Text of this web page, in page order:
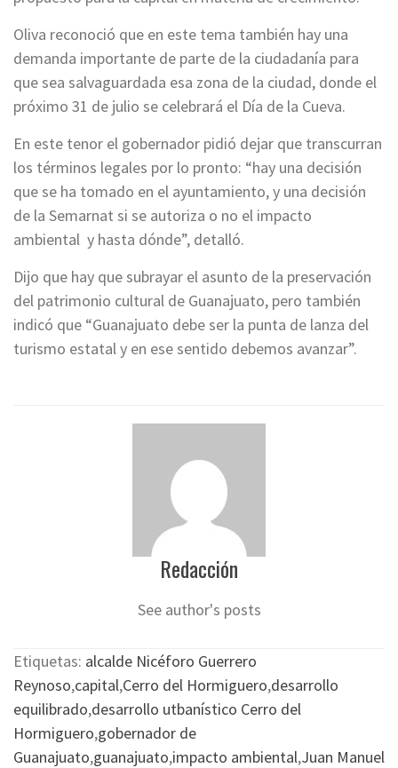
Oliva reconoció que en este tema también hay una
demanda importante de parte de la ciudadanía para
que sea salvaguardada esa zona de la ciudad, donde el
próximo 31 de julio se celebrará el Día de la Cueva.
En este tenor el gobernador pidió dejar que transcurran
los términos legales por lo pronto: “hay una decisión
que se ha tomado en el ayuntamiento, y una decisión
de la Semarnat si se autoriza o no el impacto
ambiental y hasta dónde”, detalló.
Dijo que hay que subrayar el asunto de la preservación
del patrimonio cultural de Guanajuato, pero también
indicó que “Guanajuato debe ser la punta de lanza del
turismo estatal y en ese sentido debemos avanzar”.
Redacción
See author's posts
Etiquetas: alcalde Nicéforo Guerrero
Reynoso,capital,Cerro del Hormiguero,desarrollo
equilibrado,desarrollo utbanístico Cerro del
Hormiguero,gobernador de
Guanajuato,guanajuato,impacto ambiental,Juan Manuel